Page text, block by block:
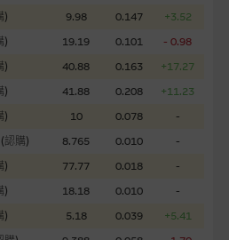
) 9.98 0.147
+3.52
) 19.19 0.101
- 0.98
) 40.88 0.163
+17.27
) 41.88 0.208
+11.23
) 10 0.078
-
(認購) 8.765 0.010
-
) 77.77 0.018
-
) 18.18 0.010
-
) 5.18 0.039
+5.41
介紹的產品或服務，均無任何操控
團建議閣下自行向本網站述及或連
第三者網站的連結，不應視為該第
站，但麥格理集團並非授權網站瀏
應用